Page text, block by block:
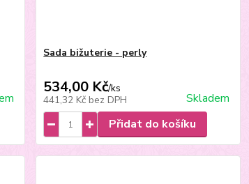
Sada bižuterie - perly
534,00 Kč/ks
441,32 Kč bez DPH
Skladem
Přidat do košíku